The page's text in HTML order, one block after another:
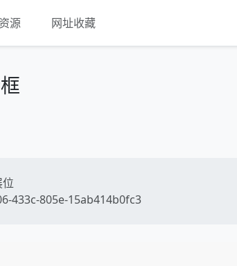
资源 网址收藏
433c-805e-15ab414b0fc3